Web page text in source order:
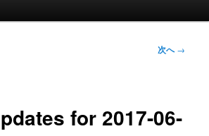
次へ→
for 2017-06-